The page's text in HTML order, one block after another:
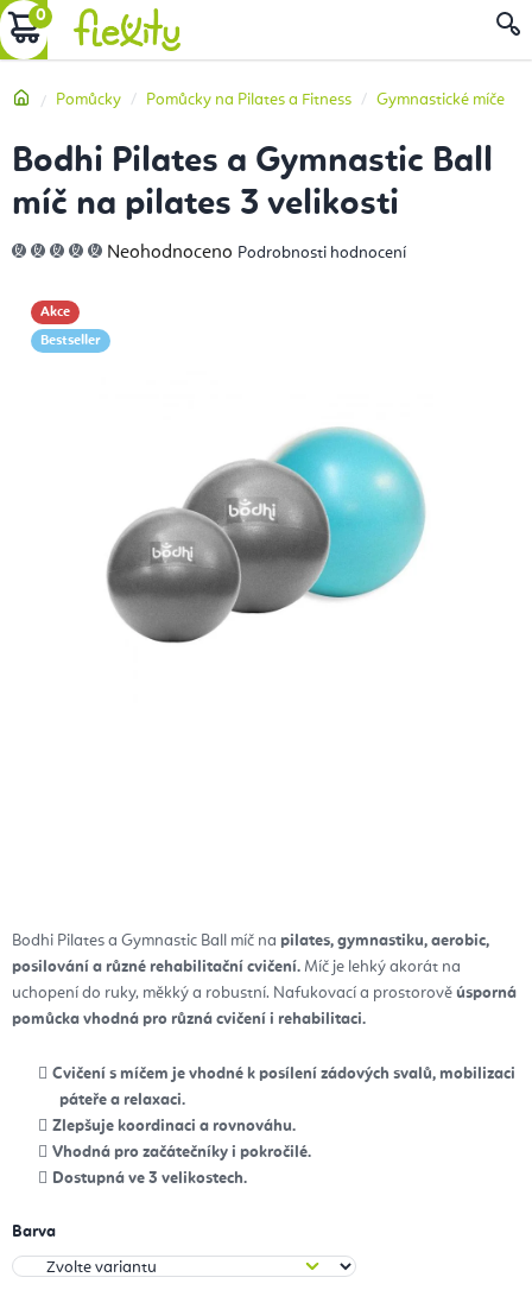
Přejít
na
NÁKUPNÍ
DomůPomůcky Pomůcky na Pilates a Fitness Gymnastické míče
Bodhi Pilates a Gymnastic Ball míč na pilates, gymnastiku, aerobic,
posilování a různé rehabilitační cvičení. Míč je lehký akorát na
uchopení do ruky, měkký a robustní. Nafukovací a prostorově úsporná
pomůcka vhodná pro různá cvičení i rehabilitaci.
Cvičení s míčem je vhodné k posílení zádových svalů, mobilizaci
páteře a relaxaci.
Zlepšuje koordinaci a rovnováhu.
Vhodná pro začátečníky i pokročilé.
Dostupná ve 3 velikostech.
Barva
Bodhi Pilates a Gymnastic Ball
míč na pilates 3 velikosti
Průměrné
hodnocení
5
hvězdiček.
Neohodnoceno Podrobnosti hodnocení
Akce
Bestseller